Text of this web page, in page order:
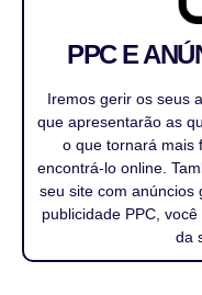
PPC E
Iremos gerir os seus
que apresentarão as
o que tornará mais
encontrá-lo online.
seu site com anúncios
publicidade PPC,
da